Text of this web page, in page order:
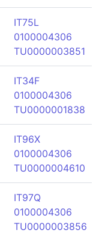
IT75L
0100004306
TU0000003851
IT34F
0100004306
TU0000001838
IT96X
0100004306
TU0000004610
IT97Q
0100004306
TU0000003856